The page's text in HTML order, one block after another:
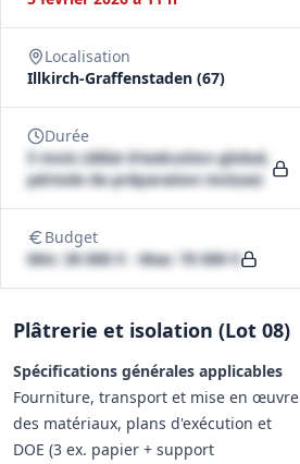
Localisation
Illkirch-Graffenstaden (67)
Durée
5 mois (délai d'exécution global,
période de préparation incluse)
Budget
Min: 30 000 € - Max: 70 000 €
Plâtrerie et isolation (Lot 08)
Spécifications générales applicables
Fourniture, transport et mise en œuvre
des matériaux, plans d'exécution et
DOE (3 ex. papier + support